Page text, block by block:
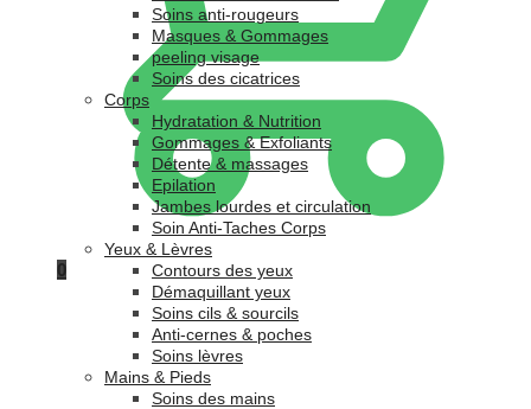
0
Soins anti-rougeurs
Masques & Gommages
peeling visage
Soins des cicatrices
Corps
Hydratation & Nutrition
Gommages & Exfoliants
Détente & massages
Epilation
Jambes lourdes et circulation
Soin Anti-Taches Corps
Yeux & Lèvres
Contours des yeux
Démaquillant yeux
Soins cils & sourcils
Anti-cernes & poches
Soins lèvres
Mains & Pieds
Soins des mains